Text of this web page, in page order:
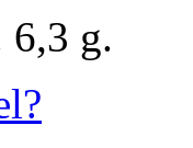
6,3 g.